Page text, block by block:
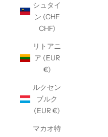
シュタイ
ン (CHF
CHF)
リトアニ
ア (EUR
€)
ルクセン
ブルク
(EUR €)
マカオ特